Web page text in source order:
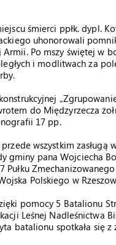
śmierci ppłk. dypl.
uhonorowali
Po mszy świętej w
i modlitwach za
do Międzyrzecza
17 pp.
wszystkim zasługą
gminy pana Wojciecha
Pułku
Polskiego w
pomocy 5 Batalionu
Leśnej Nadleśnictwa
batalionu spotkała się